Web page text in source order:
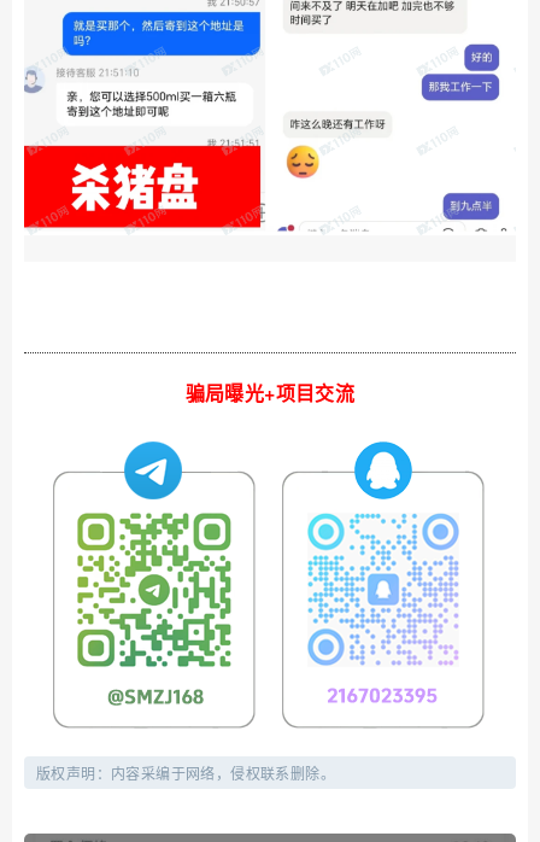
骗局曝光+项目交流
版权声明：内容采编于网络，侵权联系删除。